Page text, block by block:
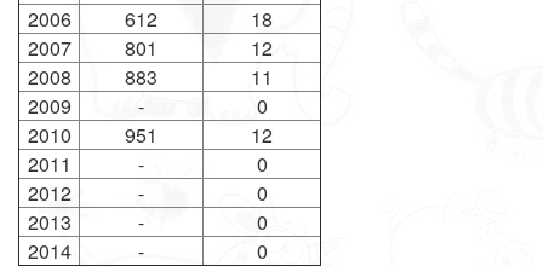
2006
612
18
2007
801
12
2008
883
11
2009
-
0
2010
951
12
2011
-
0
2012
-
0
2013
-
0
2014
- 0